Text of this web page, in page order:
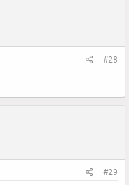
#28
#29